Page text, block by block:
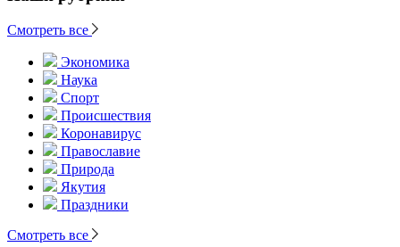
Смотреть все
Экономика
Наука
Спорт
Происшествия
Коронавирус
Православие
Природа
Якутия
Праздники
Смотреть все